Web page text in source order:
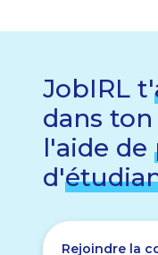
JobIRL t'
dans
l'aide de
d'
Rejoindre la